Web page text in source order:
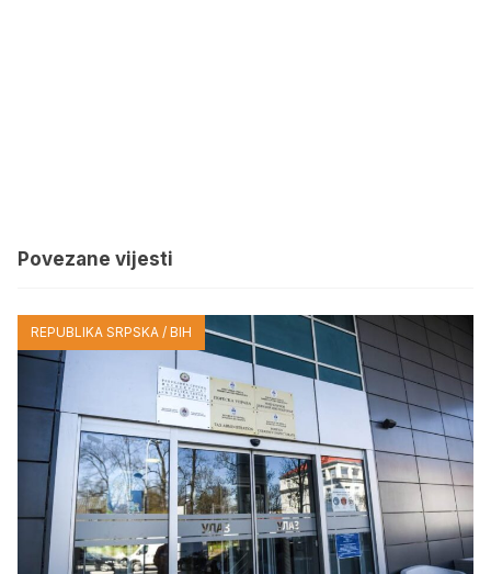
Povezane vijesti
REPUBLIKA SRPSKA / BIH